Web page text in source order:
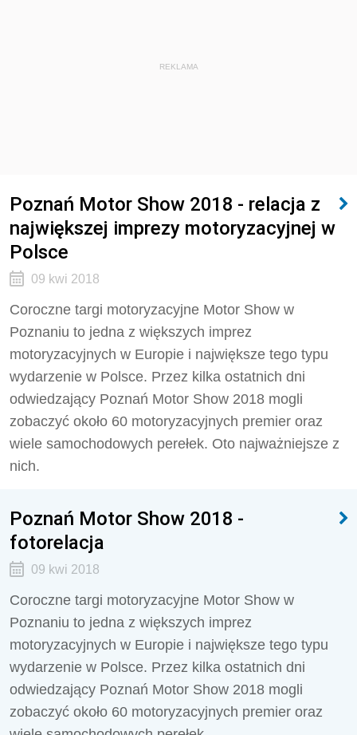
REKLAMA
Poznań Motor Show 2018 - relacja z
największej imprezy motoryzacyjnej w
Polsce
09 kwi 2018
Coroczne targi motoryzacyjne Motor Show w
Poznaniu to jedna z większych imprez
motoryzacyjnych w Europie i największe tego typu
wydarzenie w Polsce. Przez kilka ostatnich dni
odwiedzający Poznań Motor Show 2018 mogli
zobaczyć około 60 motoryzacyjnych premier oraz
wiele samochodowych perełek. Oto najważniejsze z
nich.
Poznań Motor Show 2018 -
fotorelacja
09 kwi 2018
Coroczne targi motoryzacyjne Motor Show w
Poznaniu to jedna z większych imprez
motoryzacyjnych w Europie i największe tego typu
wydarzenie w Polsce. Przez kilka ostatnich dni
odwiedzający Poznań Motor Show 2018 mogli
zobaczyć około 60 motoryzacyjnych premier oraz